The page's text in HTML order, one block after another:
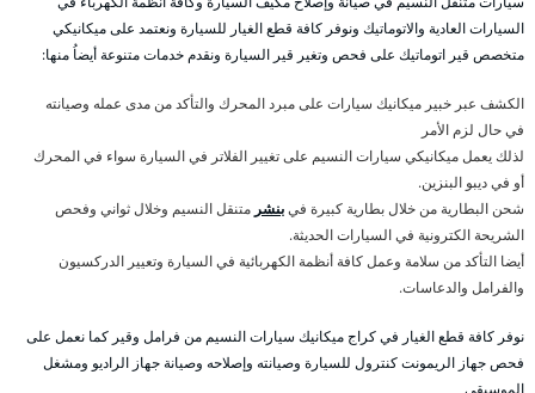
السيارات العادية والاتوماتيك ونوفر كافة قطع الغيار للسيارة ونعتمد على ميكانيكي
متخصص قير اتوماتيك على فحص وتغير قير السيارة ونقدم خدمات متنوعة أيضاُ منها:
الكشف عبر خبير ميكانيك سيارات على مبرد المحرك والتأكد من مدى عمله وصيانته
في حال لزم الأمر
لذلك يعمل ميكانيكي سيارات النسيم على تغيير الفلاتر في السيارة سواء في المحرك
أو في ديبو البنزين.
شحن البطارية من خلال بطارية كبيرة فيبنشر متنقل النسيم وخلال ثواني وفحص
الشريحة الكترونية في السيارات الحديثة.
أيضا التأكد من سلامة وعمل كافة أنظمة الكهربائية في السيارة وتعيير الدركسيون
والفرامل والدعاسات.
نوفر كافة قطع الغيار في كراج ميكانيك سيارات النسيم من فرامل وقير كما نعمل على
فحص جهاز الريمونت كنترول للسيارة وصيانته وإصلاحه وصيانة جهاز الراديو ومشغل